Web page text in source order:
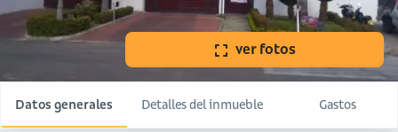
ver fotos
Datos generales Detalles del inmueble Gastos